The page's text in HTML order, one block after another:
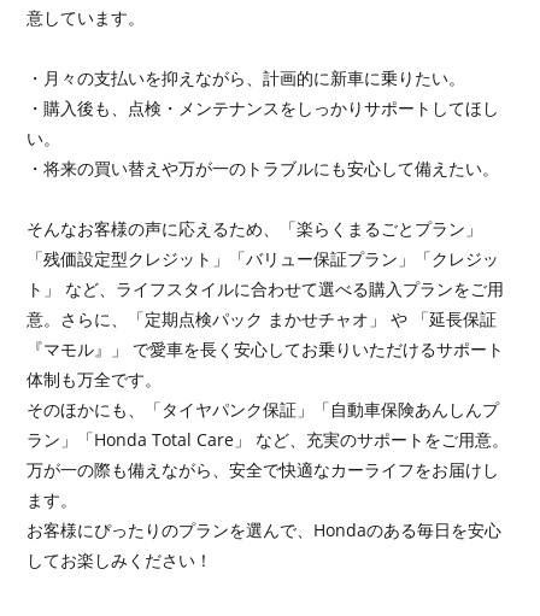
意しています。
・月々の支払いを抑えながら、計画的に新車に乗りたい。
・購入後も、点検・メンテナンスをしっかりサポートしてほし
い。
・将来の買い替えや万が一のトラブルにも安心して備えたい。
そんなお客様の声に応えるため、「楽らくまるごとプラン」
「残価設定型クレジット」「バリュー保証プラン」「クレジッ
ト」 など、ライフスタイルに合わせて選べる購入プランをご用
意。さらに、「定期点検パック まかせチャオ」 や 「延長保証
『マモル』」 で愛車を長く安心してお乗りいただけるサポート
体制も万全です。
そのほかにも、「タイヤパンク保証」「自動車保険あんしんプ
ラン」「Honda Total Care」 など、充実のサポートをご用意。
万が一の際も備えながら、安全で快適なカーライフをお届けし
ます。
お客様にぴったりのプランを選んで、Hondaのある毎日を安心
してお楽しみください！